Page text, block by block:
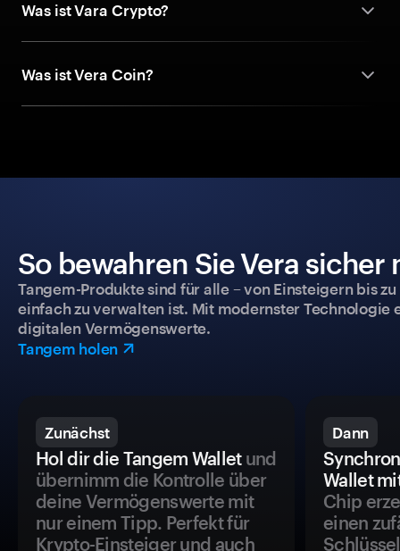
Was ist Vara Crypto?
Was ist Vera Coin?
So bewahren Sie Vera
Tangem-Produkte sind für alle – von Einsteigern bis
einfach zu verwalten ist. Mit modernster
digitalen Vermögenswerte.
Tangem holen
Zunächst
Hol dir die Tangem Walletund
übernimm die Kontrolle über
deine Vermögenswerte mit
nur einem Tipp. Perfekt für
Krypto-Einsteiger und auch
Dann
Wallet
Chip
einen